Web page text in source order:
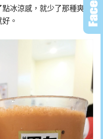
冰涼感，就少了那種爽快
。